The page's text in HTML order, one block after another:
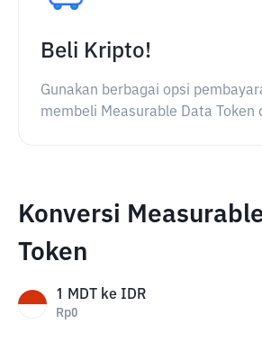
Beli Kripto!
Gunakan berbagai opsi
membeli Measurable Data Token
Konversi
Token
1 MDT ke IDR
Rp0